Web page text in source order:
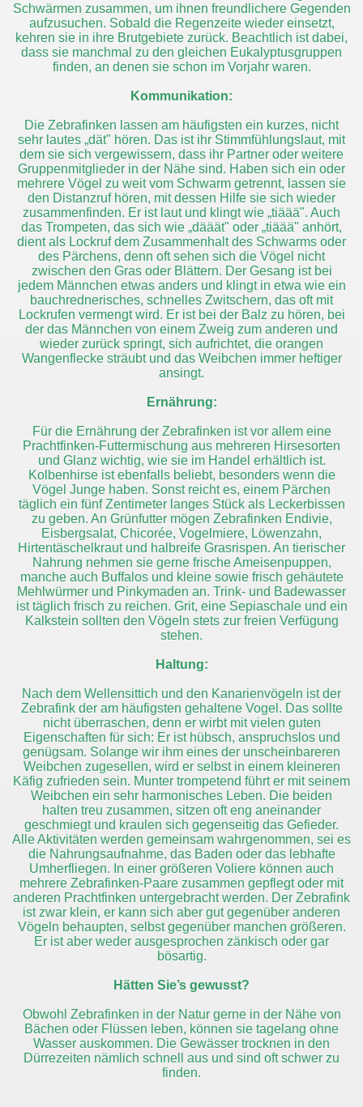
Schwärmen zusammen, um ihnen freundlichere Gegenden
aufzusuchen. Sobald die Regenzeite wieder einsetzt,
kehren sie in ihre Brutgebiete zurück. Beachtlich ist dabei,
dass sie manchmal zu den gleichen Eukalyptusgruppen
finden, an denen sie schon im Vorjahr waren.
Kommunikation:
Die Zebrafinken lassen am häufigsten ein kurzes, nicht
sehr lautes „dät" hören. Das ist ihr Stimmfühlungslaut, mit
dem sie sich vergewissern, dass ihr Partner oder weitere
Gruppenmitglieder in der Nähe sind. Haben sich ein oder
mehrere Vögel zu weit vom Schwarm getrennt, lassen sie
den Distanzruf hören, mit dessen Hilfe sie sich wieder
zusammenfinden. Er ist laut und klingt wie „tiäää". Auch
das Trompeten, das sich wie „dääät" oder „tiäää" anhört,
dient als Lockruf dem Zusammenhalt des Schwarms oder
des Pärchens, denn oft sehen sich die Vögel nicht
zwischen den Gras oder Blättern. Der Gesang ist bei
jedem Männchen etwas anders und klingt in etwa wie ein
bauchrednerisches, schnelles Zwitschern, das oft mit
Lockrufen vermengt wird. Er ist bei der Balz zu hören, bei
der das Männchen von einem Zweig zum anderen und
wieder zurück springt, sich aufrichtet, die orangen
Wangenflecke sträubt und das Weibchen immer heftiger
ansingt.
Ernährung:
Für die Ernährung der Zebrafinken ist vor allem eine
Prachtfinken-Futtermischung aus mehreren Hirsesorten
und Glanz wichtig, wie sie im Handel erhältlich ist.
Kolbenhirse ist ebenfalls beliebt, besonders wenn die
Vögel Junge haben. Sonst reicht es, einem Pärchen
täglich ein fünf Zentimeter langes Stück als Leckerbissen
zu geben. An Grünfutter mögen Zebrafinken Endivie,
Eisbergsalat, Chicorée, Vogelmiere, Löwenzahn,
Hirtentäschelkraut und halbreife Grasrispen. An tierischer
Nahrung nehmen sie gerne frische Ameisenpuppen,
manche auch Buffalos und kleine sowie frisch gehäutete
Mehlwürmer und Pinkymaden an. Trink- und Badewasser
ist täglich frisch zu reichen. Grit, eine Sepiaschale und ein
Kalkstein sollten den Vögeln stets zur freien Verfügung
stehen.
Haltung:
Nach dem Wellensittich und den Kanarienvögeln ist der
Zebrafink der am häufigsten gehaltene Vogel. Das sollte
nicht überraschen, denn er wirbt mit vielen guten
Eigenschaften für sich: Er ist hübsch, anspruchslos und
genügsam. Solange wir ihm eines der unscheinbareren
Weibchen zugesellen, wird er selbst in einem kleineren
Käfig zufrieden sein. Munter trompetend führt er mit seinem
Weibchen ein sehr harmonisches Leben. Die beiden
halten treu zusammen, sitzen oft eng aneinander
geschmiegt und kraulen sich gegenseitig das Gefieder.
Alle Aktivitäten werden gemeinsam wahrgenommen, sei es
die Nahrungsaufnahme, das Baden oder das lebhafte
Umherfliegen. In einer größeren Voliere können auch
mehrere Zebrafinken-Paare zusammen gepflegt oder mit
anderen Prachtfinken untergebracht werden. Der Zebrafink
ist zwar klein, er kann sich aber gut gegenüber anderen
Vögeln behaupten, selbst gegenüber manchen größeren.
Er ist aber weder ausgesprochen zänkisch oder gar
bösartig.
Hätten Sie’s gewusst?
Obwohl Zebrafinken in der Natur gerne in der Nähe von
Bächen oder Flüssen leben, können sie tagelang ohne
Wasser auskommen. Die Gewässer trocknen in den
Dürrezeiten nämlich schnell aus und sind oft schwer zu
finden.